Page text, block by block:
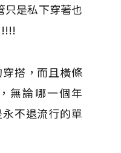
只是私下穿著也
搭，而且橫條
無論哪一個年
不退流行的單